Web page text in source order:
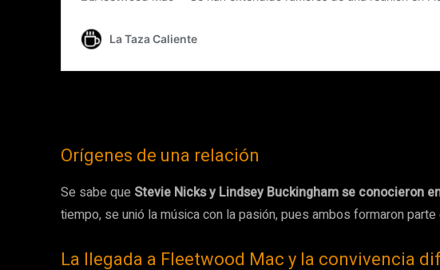
Orígenes de una relación
Se sabe que Stevie Nicks y Lindsey Buckingham se conocieron
tiempo, se unió la música con la pasión, pues ambos formaron
La llegada a Fleetwood Mac y la convivencia